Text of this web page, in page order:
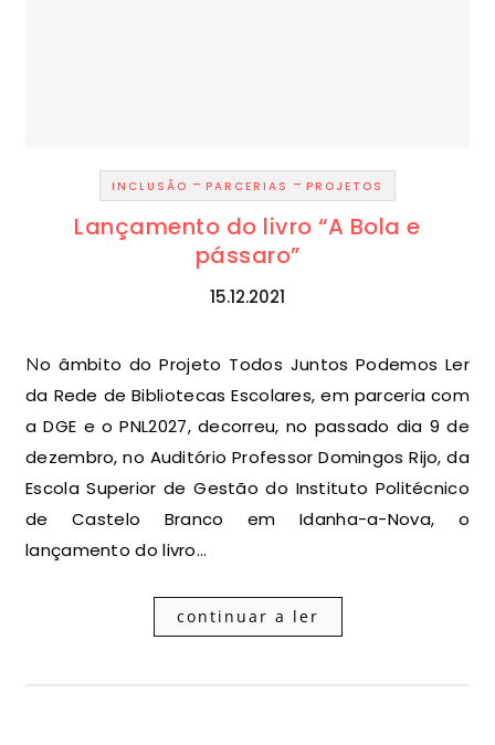
INCLUSÃO - PARCERIAS - PROJETOS
Lançamento do livro “A Bola e
pássaro”
15.12.2021
No âmbito do Projeto Todos Juntos Podemos Ler
da Rede de Bibliotecas Escolares, em parceria com
a DGE e o PNL2027, decorreu, no passado dia 9 de
dezembro, no Auditório Professor Domingos Rijo, da
Escola Superior de Gestão do Instituto Politécnico
de Castelo Branco em Idanha-a-Nova, o
lançamento do livro…
continuar a ler